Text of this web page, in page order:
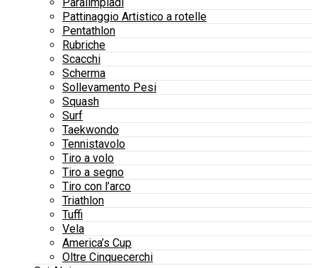
Pattinaggio Artistico a rotelle
Pentathlon
Rubriche
Scacchi
Scherma
Sollevamento Pesi
Squash
Surf
Taekwondo
Tennistavolo
Tiro a volo
Tiro a segno
Tiro con l’arco
Triathlon
Tuffi
Vela
America’s Cup
Oltre Cinquecerchi